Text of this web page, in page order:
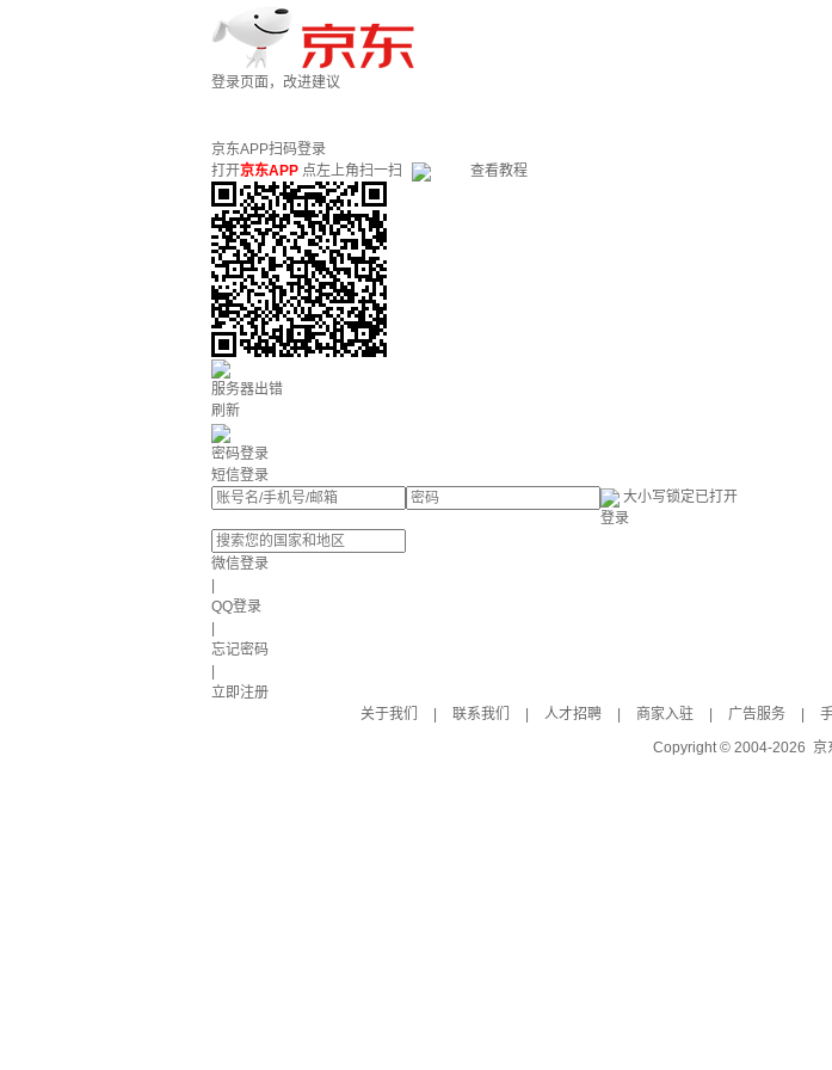
登录页面，改进建议
京东APP扫码登录
打开京东APP 点左上角扫一扫 查看教程
服务器出错
刷新
密码登录
短信登录
大小写锁定已打开
登录
微信登录
QQ登录
忘记密码
立即注册
关于我们
联系我们 人才招聘 商家入驻 广告服务
Copyright © 2004-2026 京